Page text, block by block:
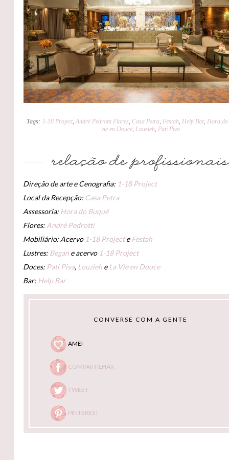
Tags: 1-18 Project, André Pedrotti Flores, Casa Petra, Festah, Help Bar, Hora do
vie en Douce, Louzieh, Pati Piva
Direção de arte e Cenografia: 1-18 Project
Local da Recepção: Casa Petra
Assessoria: Hora do Buquê
Flores: André Pedrotti
Mobiliário: Acervo 1-18 ProjecteFestah
Lustres: Began e acervo 1-18 Project
Doces: Pati Piva, Louzieh eLa Vie en Douce
Bar: Help Bar
CONVERSE COM A GENTE
AMEI
COMPARTILHAR
TWEET
PINTEREST